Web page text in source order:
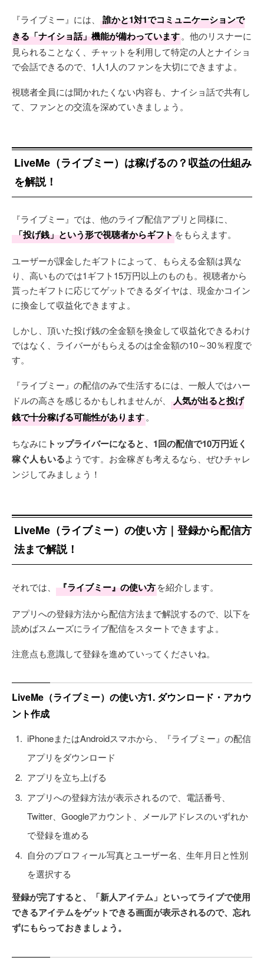
『ライブミー』には、
誰かと1対1でコミュニケーションで
きる「ナイショ話」機能が備わっています。他のリスナーに
見られることなく、チャットを利用して特定の人とナイショ
で会話できるので、1人1人のファンを大切にできますよ。
視聴者全員には聞かれたくない内容も、ナイショ話で共有し
て、ファンとの交流を深めていきましょう。
LiveMe（ライブミー）は稼げるの？収益の仕組み
を解説！
『ライブミー』では、他のライブ配信アプリと同様に、
「投げ銭」という形で視聴者からギフトをもらえます。
ユーザーが課金したギフトによって、もらえる金額は異な
り、高いものでは1ギフト15万円以上のものも。視聴者から
貰ったギフトに応じてゲットできるダイヤは、現金かコイン
に換金して収益化できますよ。
しかし、頂いた投げ銭の全金額を換金して収益化できるわけ
ではなく、ライバーがもらえるのは全金額の10～30％程度で
す。
『ライブミー』の配信のみで生活するには、一般人ではハー
ドルの高さを感じるかもしれませんが、
人気が出ると投げ
銭で十分稼げる可能性があります。
ちなみに トップライバーになると、1回の配信で10万円近く
稼ぐ人もいるようです。お金稼ぎも考えるなら、ぜひチャレ
ンジしてみましょう！
LiveMe（ライブミー）の使い方｜登録から配信方
法まで解説！
それでは、 『ライブミー』の使い方を紹介します。
アプリへの登録方法から配信方法まで解説するので、以下を
読めばスムーズにライブ配信をスタートできますよ。
注意点も意識して登録を進めていってくださいね。
LiveMe（ライブミー）の使い方1. ダウンロード・アカウ
ント作成
iPhoneまたはAndroidスマホから、『ライブミー』の配信
アプリをダウンロード
アプリを立ち上げる
アプリへの登録方法が表示されるので、電話番号、
Twitter、Googleアカウント、メールアドレスのいずれか
で登録を進める
自分のプロフィール写真とユーザー名、生年月日と性別
を選択する
登録が完了すると、「新人アイテム」といってライブで使用
できるアイテムをゲットできる画面が表示されるので、忘れ
ずにもらっておきましょう。